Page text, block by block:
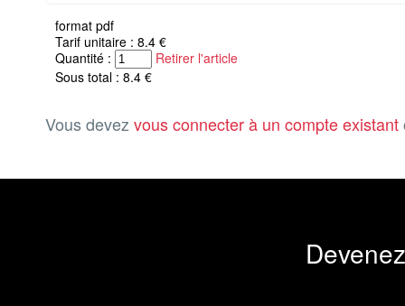
format pdf
Tarif unitaire : 8.4 €
Quantité :
Retirer l'article
Sous total : 8.4 €
Vous devez vous connecter à un compte existant